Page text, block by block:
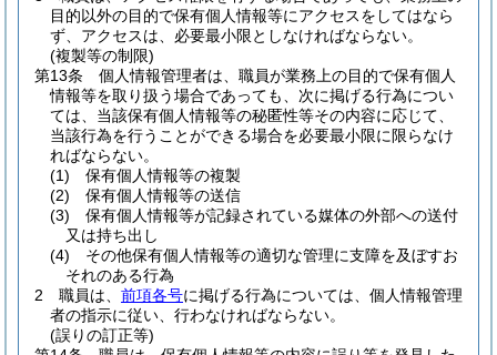
目的以外の目的で保有個人情報等にアクセスをしてはなら
ず、アクセスは、必要最小限としなければならない。
(複製等の制限)
第13条
個人情報管理者は、職員が業務上の目的で保有個人
情報等を取り扱う場合であっても、次に掲げる行為につい
ては、当該保有個人情報等の秘匿性等その内容に応じて、
当該行為を行うことができる場合を必要最小限に限らなけ
ればならない。
(1)
保有個人情報等の複製
(2)
保有個人情報等の送信
(3)
保有個人情報等が記録されている媒体の外部への送付
又は持ち出し
(4)
その他保有個人情報等の適切な管理に支障を及ぼすお
それのある行為
2
職員は、 前項各号に掲げる行為については、個人情報管理
者の指示に従い、行わなければならない。
(誤りの訂正等)